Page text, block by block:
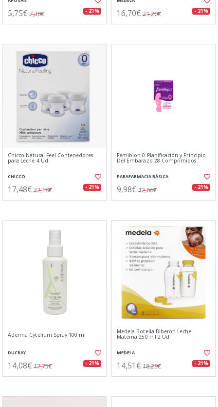
5,75€ 7,30€ - 21% 16,70€ 21,20€ - 21%
Chicco Natural Feel Contenedores
para Leche 4 Ud
CHICCO
17,48€ 22,18€ - 21%
Femibion 0 Planificación y Principio
Del Embarazo 28 Comprimidos
PARAFARMACIA BÁSICA
9,98€ 12,66€ - 21%
Aderma Cytelium Spray 100 ml
DUCRAY
14,08€ 17,75€ - 21%
Medela Botella Biberon Leche
Materna 250 ml 2 Ud
MEDELA
14,51€ 18,29€ - 21%